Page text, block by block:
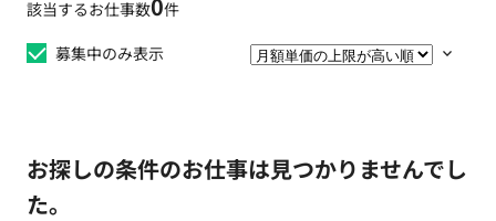
該当するお仕事数 件
募集中のみ表示
お探しの条件のお仕事は見つかりませんでし
た。